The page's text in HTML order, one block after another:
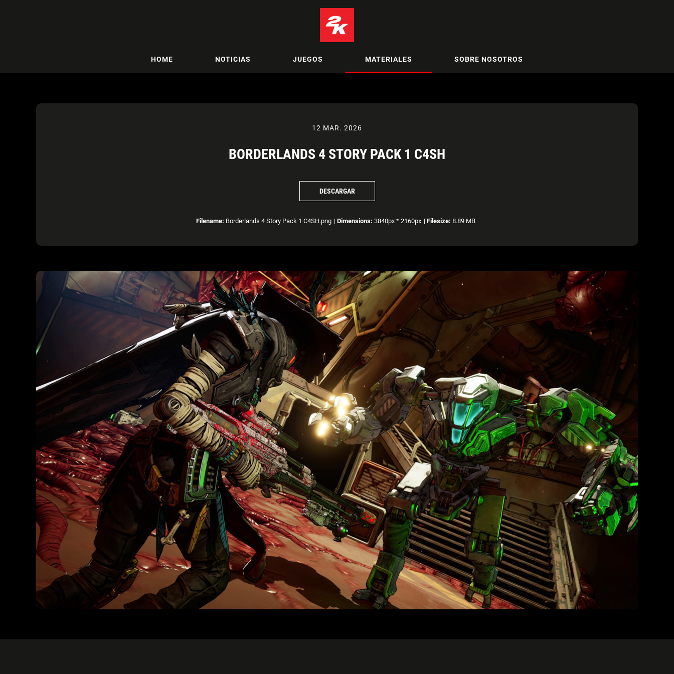
HOME NOTICIAS JUEGOS MATERIALES SOBRE NOSOTROS
12 MAR. 2026
BORDERLANDS 4 STORY PACK 1 C4SH
DESCARGAR
Filename: Borderlands 4 Story Pack 1 C4SH.png | Dimensions: 3840px * 2160px | Filesize: 8.89 MB